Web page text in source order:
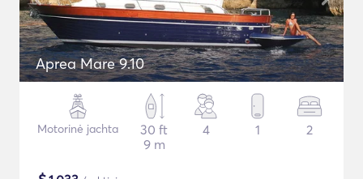
Aprea Mare 9.10
Motorinė jachta
30 ft
9 m
4 1 2